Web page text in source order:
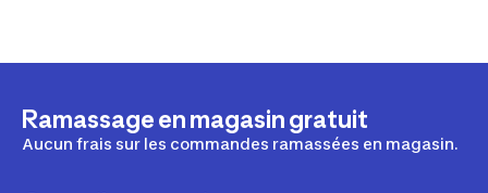
Ramassage en magasin gratuit
Aucun frais sur les commandes ramassées en magasin.